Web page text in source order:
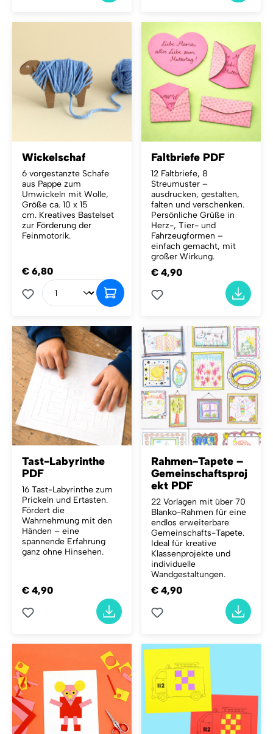
Wickelschaf
6 vorgestanzte Schafe
aus Pappe zum
Umwickeln mit Wolle,
Größe ca. 10 x 15
cm. Kreatives Bastelset
zur Förderung der
Feinmotorik.
€ 6,80
Faltbriefe PDF
12 Faltbriefe, 8
Streumuster –
ausdrucken, gestalten,
falten und verschenken.
Persönliche Grüße in
Herz-, Tier- und
Fahrzeugformen –
einfach gemacht, mit
großer Wirkung.
€ 4,90
Tast-Labyrinthe
PDF
16 Tast-Labyrinthe zum
Prickeln und Ertasten.
Fördert die
Wahrnehmung mit den
Händen – eine
spannende Erfahrung
ganz ohne Hinsehen.
€ 4,90
Rahmen-Tapete –
Gemeinschaftsproj
ekt PDF
22 Vorlagen mit über 70
Blanko-Rahmen für eine
endlos erweiterbare
Gemeinschafts-Tapete.
Ideal für kreative
Klassenprojekte und
individuelle
Wandgestaltungen.
€ 4,90